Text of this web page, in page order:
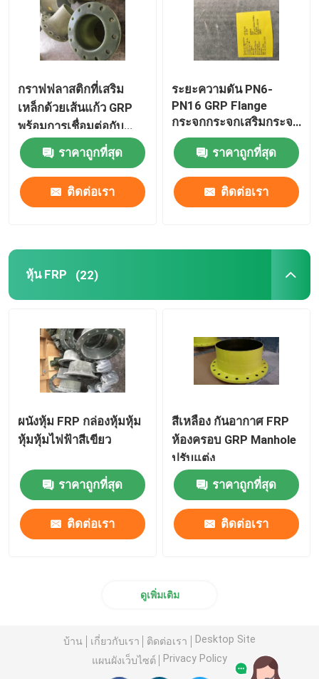
กราฟฟลาสติกที่เสริม
เหล็กด้วยเส้นแก้ว GRP
พร้อมการเชื่อมต่อกับ
Bolting
ราคาถูกที่สุด
ติดต่อเรา
ระยะความดัน PN6-
PN16 GRP Flange
กระจกกระจกเสริมกระจก
พลาสติก
ราคาถูกที่สุด
ติดต่อเรา
หุ้น FRP (22)
ผนังหุ้ม FRP กล่องหุ้มหุ้ม
หุ้มหุ้มไฟฟ้าสีเขียว
ราคาถูกที่สุด
ติดต่อเรา
สีเหลือง กันอากาศ FRP
ห้องครอบ GRP Manhole
ปรับแต่ง
ราคาถูกที่สุด
ติดต่อเรา
ดูเพิ่มเติม
บ้าน เกี่ยวกับเรา ติดต่อเรา
Desktop Site
แผนผังเว็บไซต์
Privacy Policy